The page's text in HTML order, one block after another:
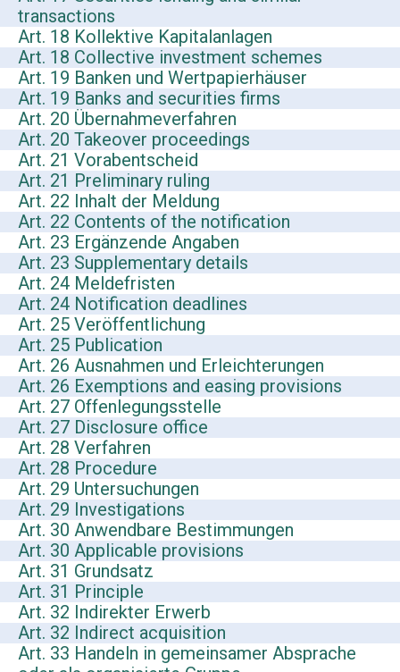
transactions
Art. 18 Kollektive Kapitalanlagen
Art. 18 Collective investment schemes
Art. 19 Banken und Wertpapierhäuser
Art. 19 Banks and securities firms
Art. 20 Übernahmeverfahren
Art. 20 Takeover proceedings
Art. 21 Vorabentscheid
Art. 21 Preliminary ruling
Art. 22 Inhalt der Meldung
Art. 22 Contents of the notification
Art. 23 Ergänzende Angaben
Art. 23 Supplementary details
Art. 24 Meldefristen
Art. 24 Notification deadlines
Art. 25 Veröffentlichung
Art. 25 Publication
Art. 26 Ausnahmen und Erleichterungen
Art. 26 Exemptions and easing provisions
Art. 27 Offenlegungsstelle
Art. 27 Disclosure office
Art. 28 Verfahren
Art. 28 Procedure
Art. 29 Untersuchungen
Art. 29 Investigations
Art. 30 Anwendbare Bestimmungen
Art. 30 Applicable provisions
Art. 31 Grundsatz
Art. 31 Principle
Art. 32 Indirekter Erwerb
Art. 32 Indirect acquisition
Art. 33 Handeln in gemeinsamer Absprache